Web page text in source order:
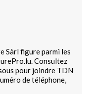
Sàrl figure parmi les
Consultez
pour joindre TDN
de téléphone,